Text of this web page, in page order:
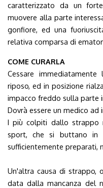
caratterizzato da un
muovere alla parte
gonfiore, ed una
relativa comparsa di
COME CURARLA
Cessare
riposo, ed in posizione
impacco freddo sulla parte
Dovrà essere un medico ad
I più colpiti dallo strappo
sport, che si buttano in
sufficientemente preparati,
Un'altra causa di strappo,
data dalla mancanza del